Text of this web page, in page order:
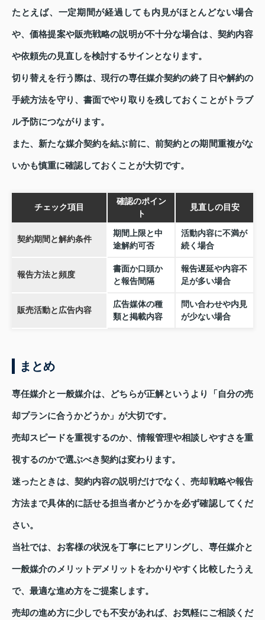
たとえば、一定期間が経過しても内見がほとんどない場合
や、価格提案や販売戦略の説明が不十分な場合は、契約内容
や依頼先の見直しを検討するサインとなります。
切り替えを行う際は、現行の専任媒介契約の終了日や解約の
手続方法を守り、書面でやり取りを残しておくことがトラブ
ル予防につながります。
また、新たな媒介契約を結ぶ前に、前契約との期間重複がな
いかも慎重に確認しておくことが大切です。
チェック項目
確認のポイン
ト
見直しの目安
契約期間と解約条件
期間上限と中
途解約可否
活動内容に不満が
続く場合
報告方法と頻度
書面か口頭か
と報告間隔
報告遅延や内容不
足が多い場合
販売活動と広告内容
広告媒体の種
類と掲載内容
問い合わせや内見
が少ない場合
まとめ
専任媒介と一般媒介は、どちらが正解というより「自分の売
却プランに合うかどうか」が大切です。
売却スピードを重視するのか、情報管理や相談しやすさを重
視するのかで選ぶべき契約は変わります。
迷ったときは、契約内容の説明だけでなく、売却戦略や報告
方法まで具体的に話せる担当者かどうかを必ず確認してくだ
さい。
当社では、お客様の状況を丁寧にヒアリングし、専任媒介と
一般媒介のメリットデメリットをわかりやすく比較したうえ
で、最適な進め方をご提案します。
売却の進め方に少しでも不安があれば、お気軽にご相談くだ